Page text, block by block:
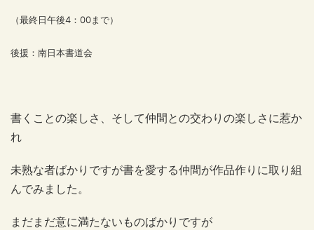
（最終日午後4：00まで）
後援：南日本書道会
書くことの楽しさ、そして仲間との交わりの楽しさに惹か
れ
未熟な者ばかりですが書を愛する仲間が作品作りに取り組
んでみました。
まだまだ意に満たないものばかりですが